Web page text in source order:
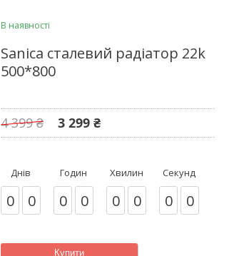
В наявності
Sanica сталевий радіатор 22k
500*800
4 399 ₴ 3 299 ₴
Днів
0 0
Годин
0 0
Хвилин
0 0
Секунд
0 0
Купити